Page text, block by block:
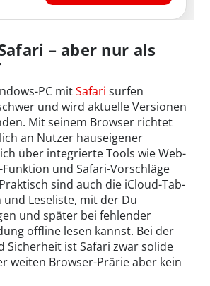
– aber nur als
PC mitSafari surfen
und wird aktuelle Versionen
Mit seinem Browser richtet
an Nutzer hauseigener
über integrierte Tools wie Web-
Funktion und Safari-Vorschläge
sind auch die iCloud-Tab-
Leseliste, mit der Du
und später bei fehlender
offline lesen kannst. Bei der
Sicherheit ist Safari zwar solide
weiten Browser-Prärie aber kein